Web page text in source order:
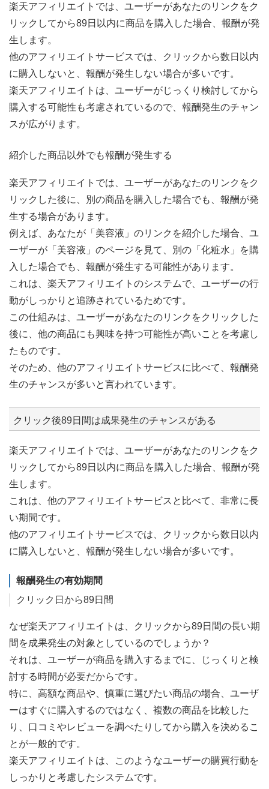
楽天アフィリエイトでは、ユーザーがあなたのリンクをク
リックしてから89日以内に商品を購入した場合、報酬が発
生します。
他のアフィリエイトサービスでは、クリックから数日以内
に購入しないと、報酬が発生しない場合が多いです。
楽天アフィリエイトは、ユーザーがじっくり検討してから
購入する可能性も考慮されているので、報酬発生のチャン
スが広がります。
紹介した商品以外でも報酬が発生する
楽天アフィリエイトでは、ユーザーがあなたのリンクをク
リックした後に、別の商品を購入した場合でも、報酬が発
生する場合があります。
例えば、あなたが「美容液」のリンクを紹介した場合、ユ
ーザーが「美容液」のページを見て、別の「化粧水」を購
入した場合でも、報酬が発生する可能性があります。
これは、楽天アフィリエイトのシステムで、ユーザーの行
動がしっかりと追跡されているためです。
この仕組みは、ユーザーがあなたのリンクをクリックした
後に、他の商品にも興味を持つ可能性が高いことを考慮し
たものです。
そのため、他のアフィリエイトサービスに比べて、報酬発
生のチャンスが多いと言われています。
クリック後89日間は成果発生のチャンスがある
楽天アフィリエイトでは、ユーザーがあなたのリンクをク
リックしてから89日以内に商品を購入した場合、報酬が発
生します。
これは、他のアフィリエイトサービスと比べて、非常に長
い期間です。
他のアフィリエイトサービスでは、クリックから数日以内
に購入しないと、報酬が発生しない場合が多いです。
報酬発生の有効期間
クリック日から89日間
なぜ楽天アフィリエイトは、クリックから89日間の長い期
間を成果発生の対象としているのでしょうか？
それは、ユーザーが商品を購入するまでに、じっくりと検
討する時間が必要だからです。
特に、高額な商品や、慎重に選びたい商品の場合、ユーザ
ーはすぐに購入するのではなく、複数の商品を比較した
り、口コミやレビューを調べたりしてから購入を決めるこ
とが一般的です。
楽天アフィリエイトは、このようなユーザーの購買行動を
しっかりと考慮したシステムです。